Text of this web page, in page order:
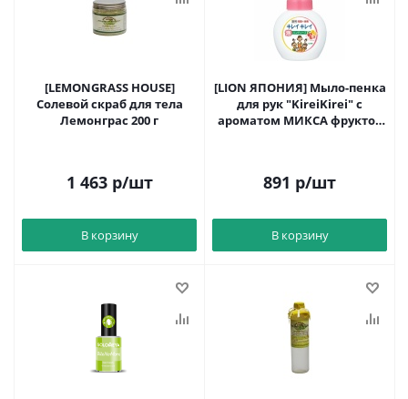
[LEMONGRASS HOUSE]
Солевой скраб для тела
Лемонграс 200 г
1 463р/шт
В корзину
[LION ЯПОНИЯ] Мыло-пенка
для рук "KireiKirei" с
ароматом МИКСА фруктов
891 р/шт
В корзину